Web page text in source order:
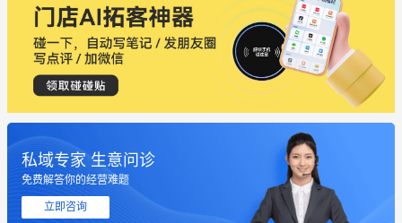
私域专家 生意问诊
免费解答你的经营难题
立即咨询